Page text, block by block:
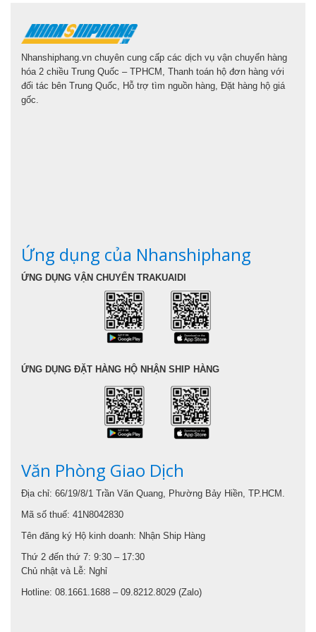
Nhanshiphang.vn chuyên cung cấp các dịch vụ vận chuyển hàng
hóa 2 chiều Trung Quốc – TPHCM, Thanh toán hộ đơn hàng với
đối tác bên Trung Quốc, Hỗ trợ tìm nguồn hàng, Đặt hàng hộ giá
gốc.
Ứng dụng của Nhanshiphang
ỨNG DỤNG VẬN CHUYỂN TRAKUAIDI
ỨNG DỤNG ĐẶT HÀNG HỘ NHẬN SHIP HÀNG
Văn Phòng Giao Dịch
Địa chỉ: 66/19/8/1 Trần Văn Quang, Phường Bảy Hiền, TP.HCM.
Mã số thuế: 41N8042830
Tên đăng ký Hộ kinh doanh: Nhận Ship Hàng
Thứ 2 đến thứ 7: 9:30 – 17:30
Chủ nhật và Lễ: Nghỉ
Hotline: 08.1661.1688 – 09.8212.8029 (Zalo)